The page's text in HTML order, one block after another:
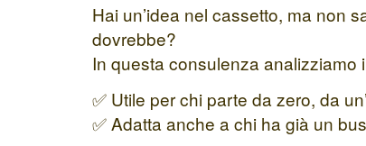
Hai un’idea nel cassetto, ma non
dovrebbe?
In questa consulenza analizziamo
✅ Utile per chi parte da zero, da
✅ Adatta anche a chi ha già un